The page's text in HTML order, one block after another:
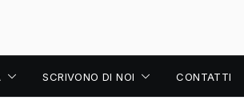
SCRIVONO DI NOI CONTATTI